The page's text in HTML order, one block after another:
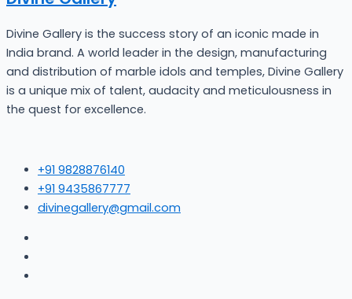
Divine Gallery is the success story of an iconic made in
India brand. A world leader in the design, manufacturing
and distribution of marble idols and temples, Divine Gallery
is a unique mix of talent, audacity and meticulousness in
the quest for excellence.
+91 9828876140
+91 9435867777
divinegallery@gmail.com